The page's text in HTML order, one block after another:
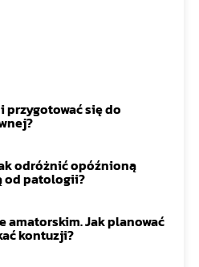
przygotować się do
odróżnić opóźnioną
od patologii?
amatorskim. Jak planować
kontuzji?